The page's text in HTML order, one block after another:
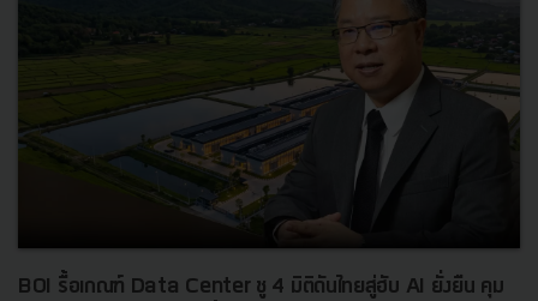
BOI รื้อเกณฑ์ Data Center ชู 4 มิติดันไทยสู่ฮับ AI ยั่งยืน คุม